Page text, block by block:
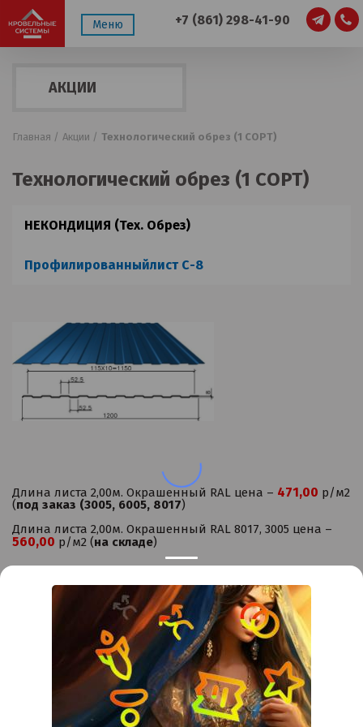
Меню +7 (861) 298-41-90
АКЦИИ
Главная / Акции / Технологический обрез (1 СОРТ)
Технологический обрез (1 СОРТ)
НЕКОНДИЦИЯ (Тех. Обрез)
Профилированныйлист С-8
Длина листа 2,00м. Окрашенный RAL цена – 471,00 р/м2
(под заказ (3005, 6005, 8017)
Длина листа 2,00м. Окрашенный RAL 8017, 3005 цена –
560,00 р/м2 (на складе)
Контакты
Тимашевск Темрюк
+7 (861) 298-41-90 +7 (861) 298-41-90
Российская, дом 269/10А
krov@krovsystem.com ЗАКАЗАТЬ ЗВОНОК
Privacy notice